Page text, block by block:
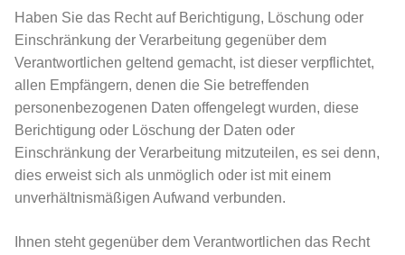
Haben Sie das Recht auf Berichtigung, Löschung oder
Einschränkung der Verarbeitung gegenüber dem
Verantwortlichen geltend gemacht, ist dieser verpflichtet,
allen Empfängern, denen die Sie betreffenden
personenbezogenen Daten offengelegt wurden, diese
Berichtigung oder Löschung der Daten oder
Einschränkung der Verarbeitung mitzuteilen, es sei denn,
dies erweist sich als unmöglich oder ist mit einem
unverhältnismäßigen Aufwand verbunden.
Ihnen steht gegenüber dem Verantwortlichen das Recht